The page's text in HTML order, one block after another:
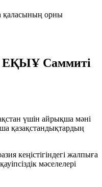
қаласының орны
ЕҚЫҰ Саммиті
үшін айрықша мәні
қазақстандықтардың
кеңістігіндегі жалпыға
мәселелері